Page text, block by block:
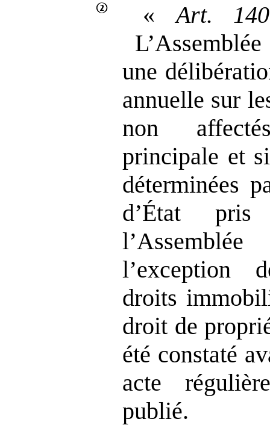
«Art.
une
annuelle sur
non
principale et
déterminées
d’État
l’exception
droits
droit de
été constaté
acte
publié.